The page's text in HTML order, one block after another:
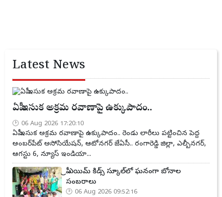
Latest News
ఏపీ ఇసుక అక్రమ రవాణాపై ఉక్కుపాదం..
06 Aug 2026 17:20:10
ఏపీ ఇసుక అక్రమ రవాణాపై ఉక్కుపాదం.. రెండు లారీలు పట్టించిన పెద్ద
అంబర్‌పేట్ అసోసియేషన్, ఆటోనగర్ జేఏసీ.. రంగారెడ్డి జిల్లా, ఎల్బీనగర్,
ఆగస్టు 6, న్యూస్ ఇండియా...
ప్రీ ఎయిమ్ కిడ్స్ స్కూల్‌లో ఘనంగా బోనాల
సంబరాలు
06 Aug 2026 09:52:16